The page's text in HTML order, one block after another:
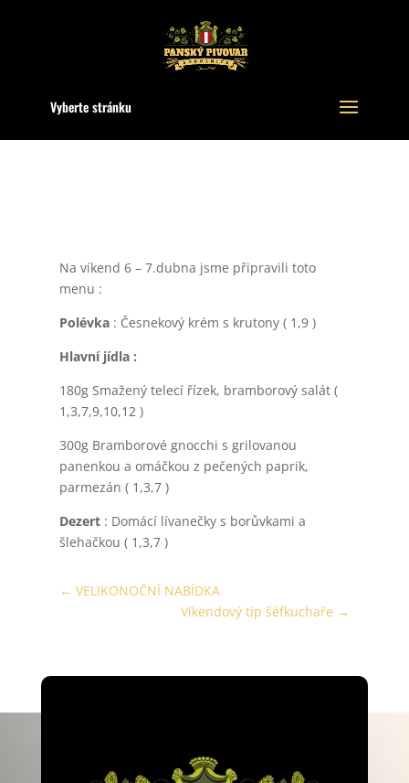
Vyberte stránku
Na víkend 6 – 7.dubna jsme připravili toto
menu :
Polévka: Česnekový krém s krutony ( 1,9 )
Hlavní jídla :
180g Smažený telecí řízek, bramborový salát (
1,3,7,9,10,12 )
300g Bramborové gnocchi s grilovanou
panenkou a omáčkou z pečených paprik,
parmezán ( 1,3,7 )
Dezert: Domácí lívanečky s borůvkami a
šlehačkou ( 1,3,7 )
← VELIKONOČNÍ NABÍDKA
Víkendový tip šéfkuchaře →